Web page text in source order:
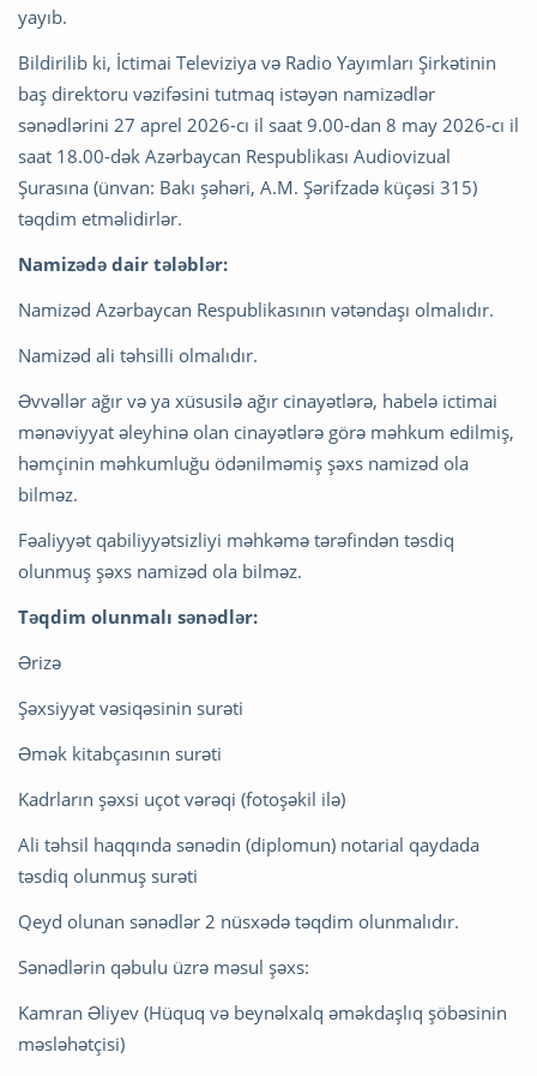
yayıb.
Bildirilib ki, İctimai Televiziya və Radio Yayımları Şirkətinin
baş direktoru vəzifəsini tutmaq istəyən namizədlər
sənədlərini 27 aprel 2026-cı il saat 9.00-dan 8 may 2026-cı il
saat 18.00-dək Azərbaycan Respublikası Audiovizual
Şurasına (ünvan: Bakı şəhəri, A.M. Şərifzadə küçəsi 315)
təqdim etməlidirlər.
Namizədə dair tələblər:
Namizəd Azərbaycan Respublikasının vətəndaşı olmalıdır.
Namizəd ali təhsilli olmalıdır.
Əvvəllər ağır və ya xüsusilə ağır cinayətlərə, habelə ictimai
mənəviyyat əleyhinə olan cinayətlərə görə məhkum edilmiş,
həmçinin məhkumluğu ödənil­məmiş şəxs namizəd ola
bilməz.
Fəaliyyət qabiliyyətsizliyi məhkəmə tərəfindən təsdiq
olunmuş şəxs namizəd ola bilməz.
Təqdim olunmalı sənədlər:
Ərizə
Şəxsiyyət vəsiqəsinin surəti
Əmək kitabçasının surəti
Kadrların şəxsi uçot vərəqi (fotoşəkil ilə)
Ali təhsil haqqında sənədin (diplomun) notarial qaydada
təsdiq olunmuş surəti
Qeyd olunan sənədlər 2 nüsxədə təqdim olunmalıdır.
Sənədlərin qəbulu üzrə məsul şəxs:
Kamran Əliyev (Hüquq və beynəlxalq əməkdaşlıq şöbəsinin
məsləhətçisi)